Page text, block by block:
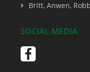
Britt, Anwen,
SOCIAL MEDIA